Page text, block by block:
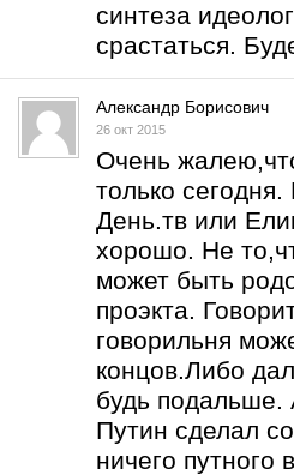
синтеза
срастаться.
Александр Борисович
26 окт 2015
Очень
только
День.тв или
хорошо. Не
может быть
проэкта.
говорильня
концов.Либо
будь
Путин сделал
ничего путного